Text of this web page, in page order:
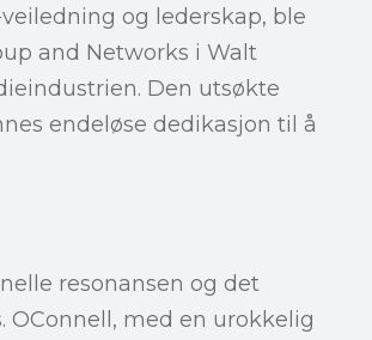
og lederskap, ble
and Networks i Walt
Den utsøkte
endeløse dedikasjon til å
resonansen og det
OConnell, med en urokkelig